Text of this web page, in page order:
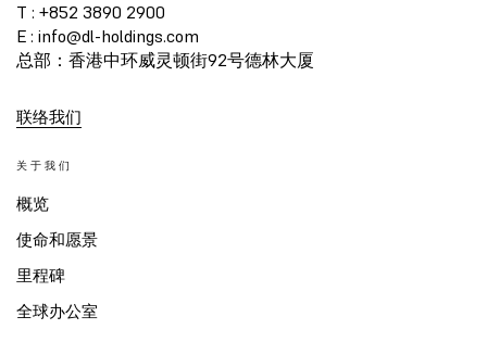
T : +852 3890 2900
E : info@dl-holdings.com
总部：香港中环威灵顿街92号德林大厦
联络我们
关于我们
概览
使命和愿景
里程碑
全球办公室